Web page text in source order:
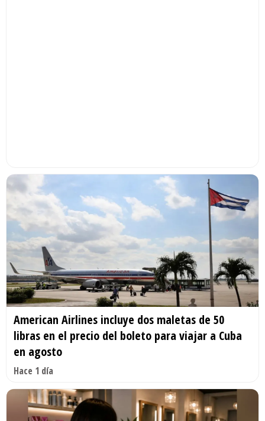
American Airlines incluye dos maletas de 50
libras en el precio del boleto para viajar a Cuba
en agosto
Hace 1 día